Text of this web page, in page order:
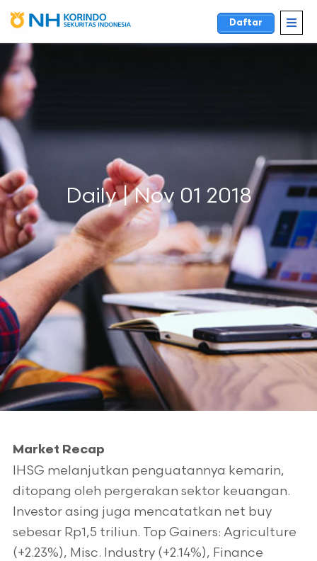
Daftar
Daily | Nov 01 2018
Market Recap
IHSG melanjutkan penguatannya kemarin,
ditopang oleh pergerakan sektor keuangan.
Investor asing juga mencatatkan net buy
sebesar Rp1,5 triliun. Top Gainers: Agriculture
(+2.23%), Misc. Industry (+2.14%), Finance